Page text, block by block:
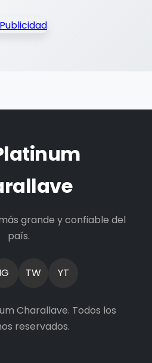
grande y confiable del
país.
IG TW YT
Charallave. Todos los
reservados.